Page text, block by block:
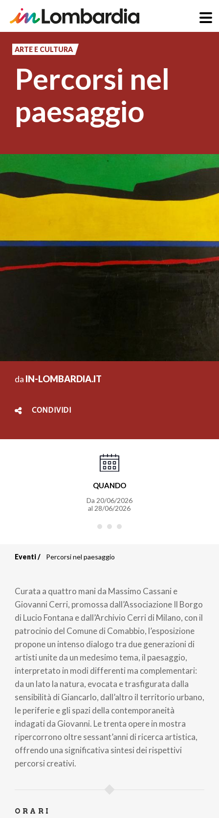
principale
ARTE E CULTURA
Percorsi nel
paesaggio
da IN-LOMBARDIA.IT
CONDIVIDI
QUANDO
Da 20/06/2026
al 28/06/2026
di
pane
Eventi Percorsi nel paesaggio
Curata a quattro mani da Massimo Cassani e
Giovanni Cerri, promossa dall’Associazione Il Borgo
di Lucio Fontana e dall’Archivio Cerri di Milano, con il
patrocinio del Comune di Comabbio, l’esposizione
propone un intenso dialogo tra due generazioni di
artisti unite da un medesimo tema, il paesaggio,
interpretato in modi differenti ma complementari:
da un lato la natura, evocata e trasfigurata dalla
sensibilità di Giancarlo, dall’altro il territorio urbano,
le periferie e gli spazi della contemporaneità
indagati da Giovanni. Le trenta opere in mostra
ripercorrono oltre sessant’anni di ricerca artistica,
offrendo una significativa sintesi dei rispettivi
percorsi creativi.
ORARI